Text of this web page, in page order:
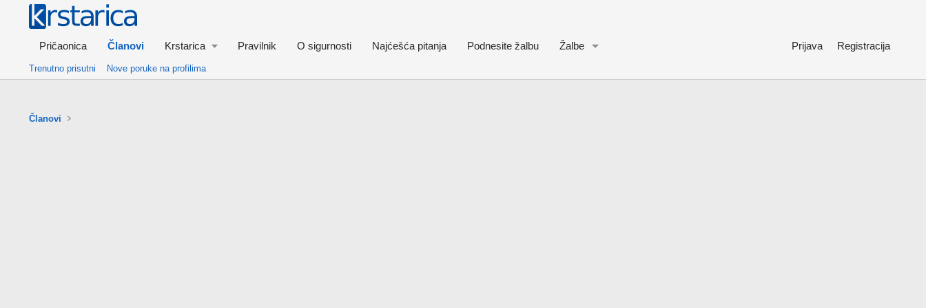
Pričaonica Članovi Krstarica Pravilnik O sigurnosti Najćešća pitanja Podnesite žalbu Žalbe Prijava Registracija
Trenutno prisutni Nove poruke na profilima
Članovi